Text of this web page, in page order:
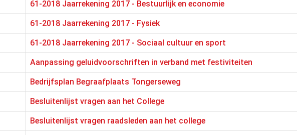
61-2018 Jaarrekening 2017 - Bestuurlijk en economie
61-2018 Jaarrekening 2017 - Fysiek
61-2018 Jaarrekening 2017 - Sociaal cultuur en sport
Aanpassing geluidvoorschriften in verband met festiviteiten
Bedrijfsplan Begraafplaats Tongerseweg
Besluitenlijst vragen aan het College
Besluitenlijst vragen raadsleden aan het college